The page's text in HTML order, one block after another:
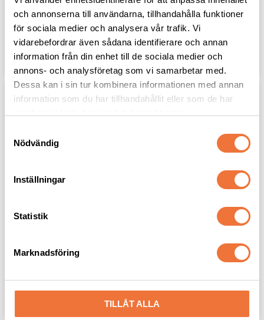
och annonserna till användarna, tillhandahålla funktioner
för sociala medier och analysera vår trafik. Vi
vidarebefordrar även sådana identifierare och annan
information från din enhet till de sociala medier och
annons- och analysföretag som vi samarbetar med.
Dessa kan i sin tur kombinera informationen med annan
information som du har tillhandahållit eller som de har
Nödvändig
Inställningar
Statistik
Marknadsföring
TILLÅT ALLA
229 kr
Lägg till i favoriter
299kr
Show Tech Flower
Längd 45 cm, bredd 1,5 cm
Lägg till i favoriter
Show Tech Flower
Power koppel för
Längd 55 cm, bredd 1,5 cm